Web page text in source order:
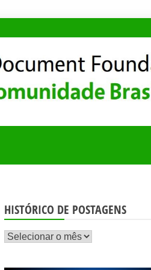
HISTÓRICO DE POSTAGENS
Histórico
postagens